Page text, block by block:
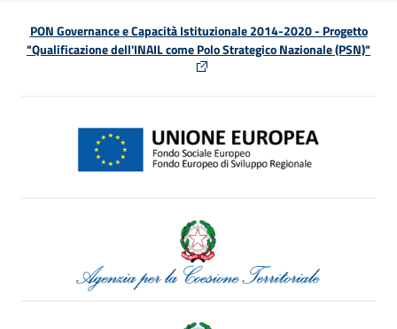
PON Governance e Capacità Istituzionale 2014-2020 - Progetto
"Qualificazione dell'INAIL come Polo Strategico Nazionale (PSN)"